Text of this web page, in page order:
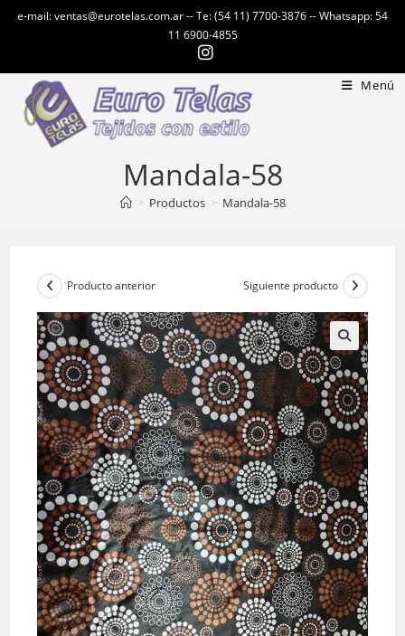
e-mail: ventas@eurotelas.com.ar -- Te: (54 11) 7700-3876 -- Whatsapp: 54
11 6900-4855
Menú
Mandala-58
> Productos > Mandala-58
Producto anterior Siguiente producto